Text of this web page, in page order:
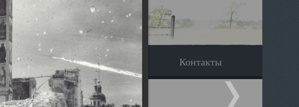
Вопрос-ответ Контакты